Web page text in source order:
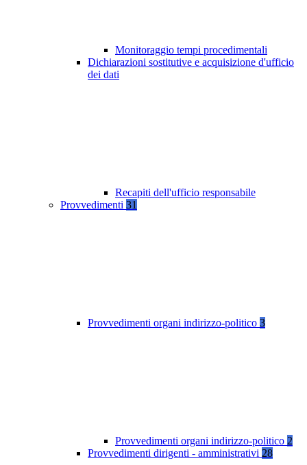
Monitoraggio tempi procedimentali
Dichiarazioni sostitutive e acquisizione d'ufficio
dei dati
Recapiti dell'ufficio responsabile
Provvedimenti 31
Provvedimenti organi indirizzo-politico 3
Provvedimenti organi indirizzo-politico 2
Provvedimenti dirigenti - amministrativi 28